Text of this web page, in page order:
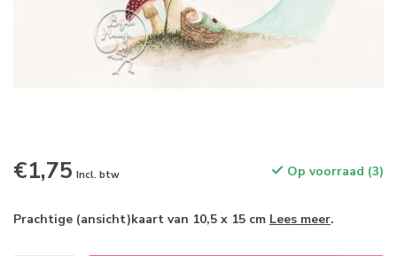
€1,75 Incl. btw Op voorraad (3)
Prachtige (ansicht)kaart van 10,5 x 15 cm Lees meer.